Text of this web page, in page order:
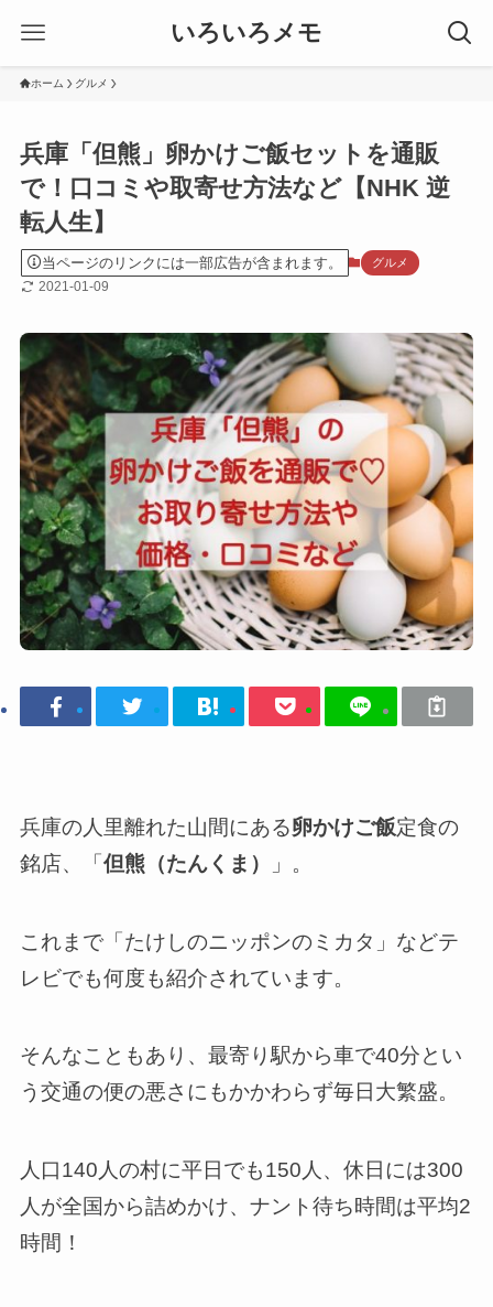
いろいろメモ
ホーム グルメ
兵庫「但熊」卵かけご飯セットを通販
で！口コミや取寄せ方法など【NHK 逆
転人生】
当ページのリンクには一部広告が含まれます。 グルメ
2021-01-09
兵庫の人里離れた山間にある卵かけご飯定食の
銘店、「 但熊（たんくま） 」。
これまで「たけしのニッポンのミカタ」などテ
レビでも何度も紹介されています。
そんなこともあり、最寄り駅から車で40分とい
う交通の便の悪さにもかかわらず毎日大繁盛。
人口140人の村に平日でも150人、休日には300
人が全国から詰めかけ、ナント待ち時間は平均2
時間 ！